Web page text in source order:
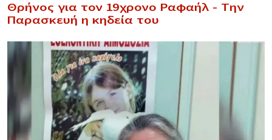
Θρήνος για τον 19χρονο Ραφαήλ – Την
Παρασκευή η κηδεία του